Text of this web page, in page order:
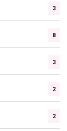
3
8
3
2
2